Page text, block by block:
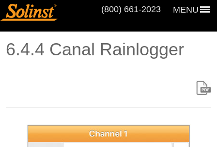
MENU
(800) 661‑2023
6.4.4 Canal Rainlogger